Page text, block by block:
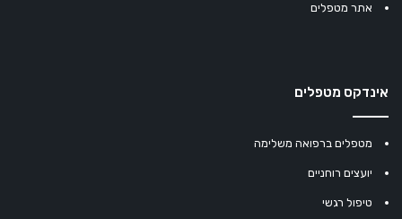
אתר מטפלים
אינדקס מטפלים
מטפלים ברפואה משלימה
יועצים רוחניים
טיפול רגשי